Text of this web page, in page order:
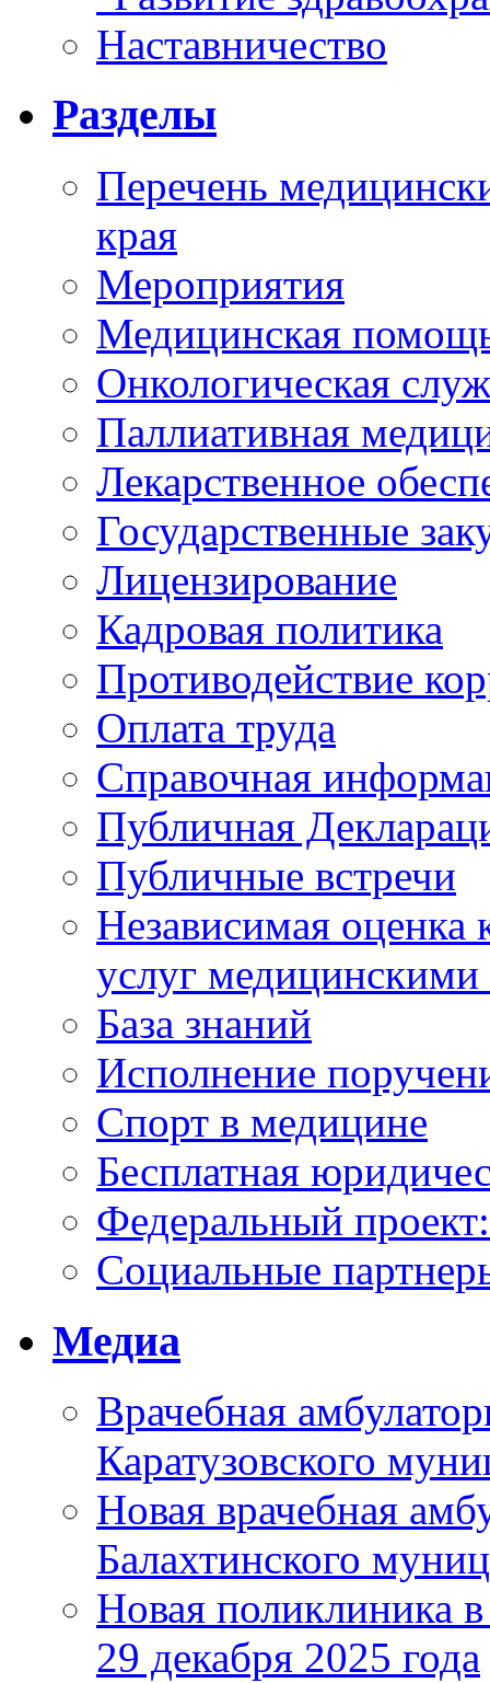
Наставничество
Разделы
Перечень
края
Мероприятия
Медицинская
Онкологическая
Паллиативная
Лекарственное
Государственные
Лицензирование
Кадровая политика
Противодействие
Оплата труда
Справочная
Публичная
Публичные встречи
Независимая оценка
услуг
База знаний
Исполнение
Спорт в медицине
Бесплатная
Федеральный
Социальные
Медиа
Врачебная
Каратузовского
Новая врачебная
Балахтинского
Новая поликлиника
29 декабря 2025 года